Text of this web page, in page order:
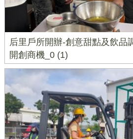
后里戶所開辦-創意甜點及飲品
開創商機_0 (1)